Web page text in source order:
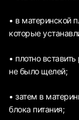
• в материнской
которые
• плотно
не было щелей;
• затем в
блока питания;